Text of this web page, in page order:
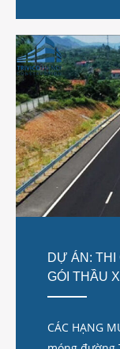
DỰ ÁN: THI
GÓI THẦU
CÁC HẠNG